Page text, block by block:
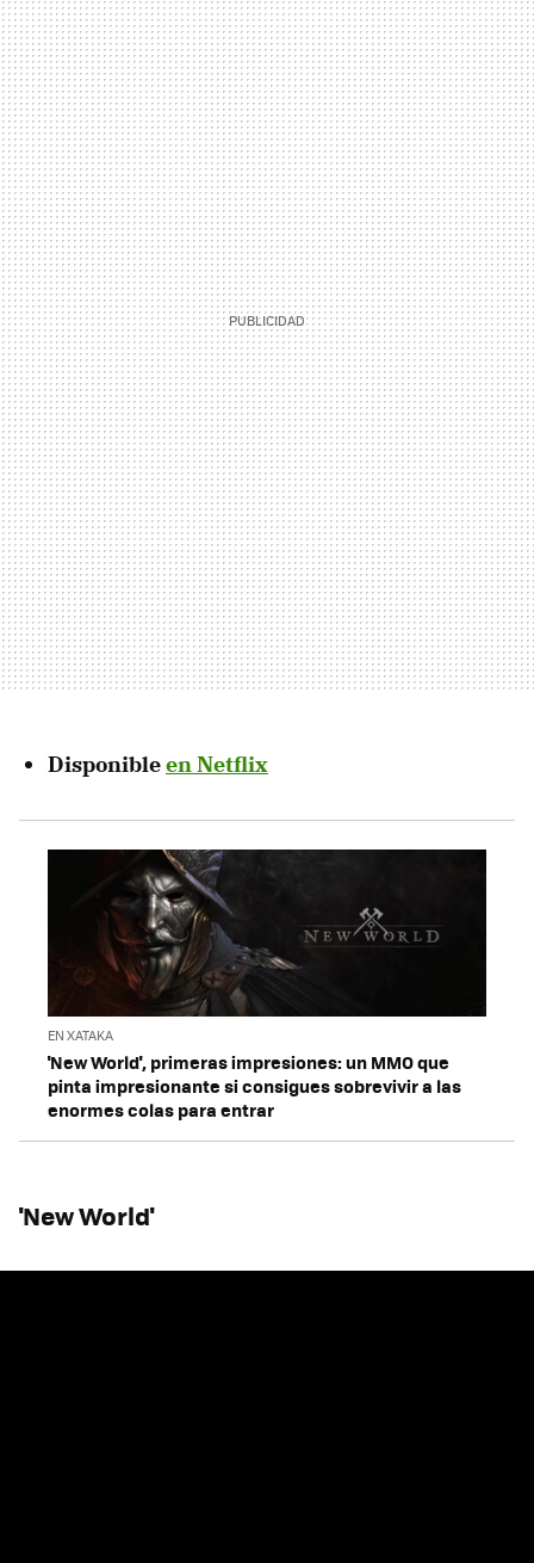
Disponibleen Netflix
EN XATAKA
'New World', primeras impresiones: un MMO que
pinta impresionante si consigues sobrevivir a las
enormes colas para entrar
'New World'